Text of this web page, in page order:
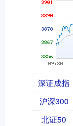
深证成指
沪深300
北证50